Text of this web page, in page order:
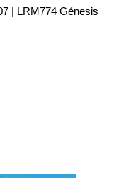
| LRM774 Génesis